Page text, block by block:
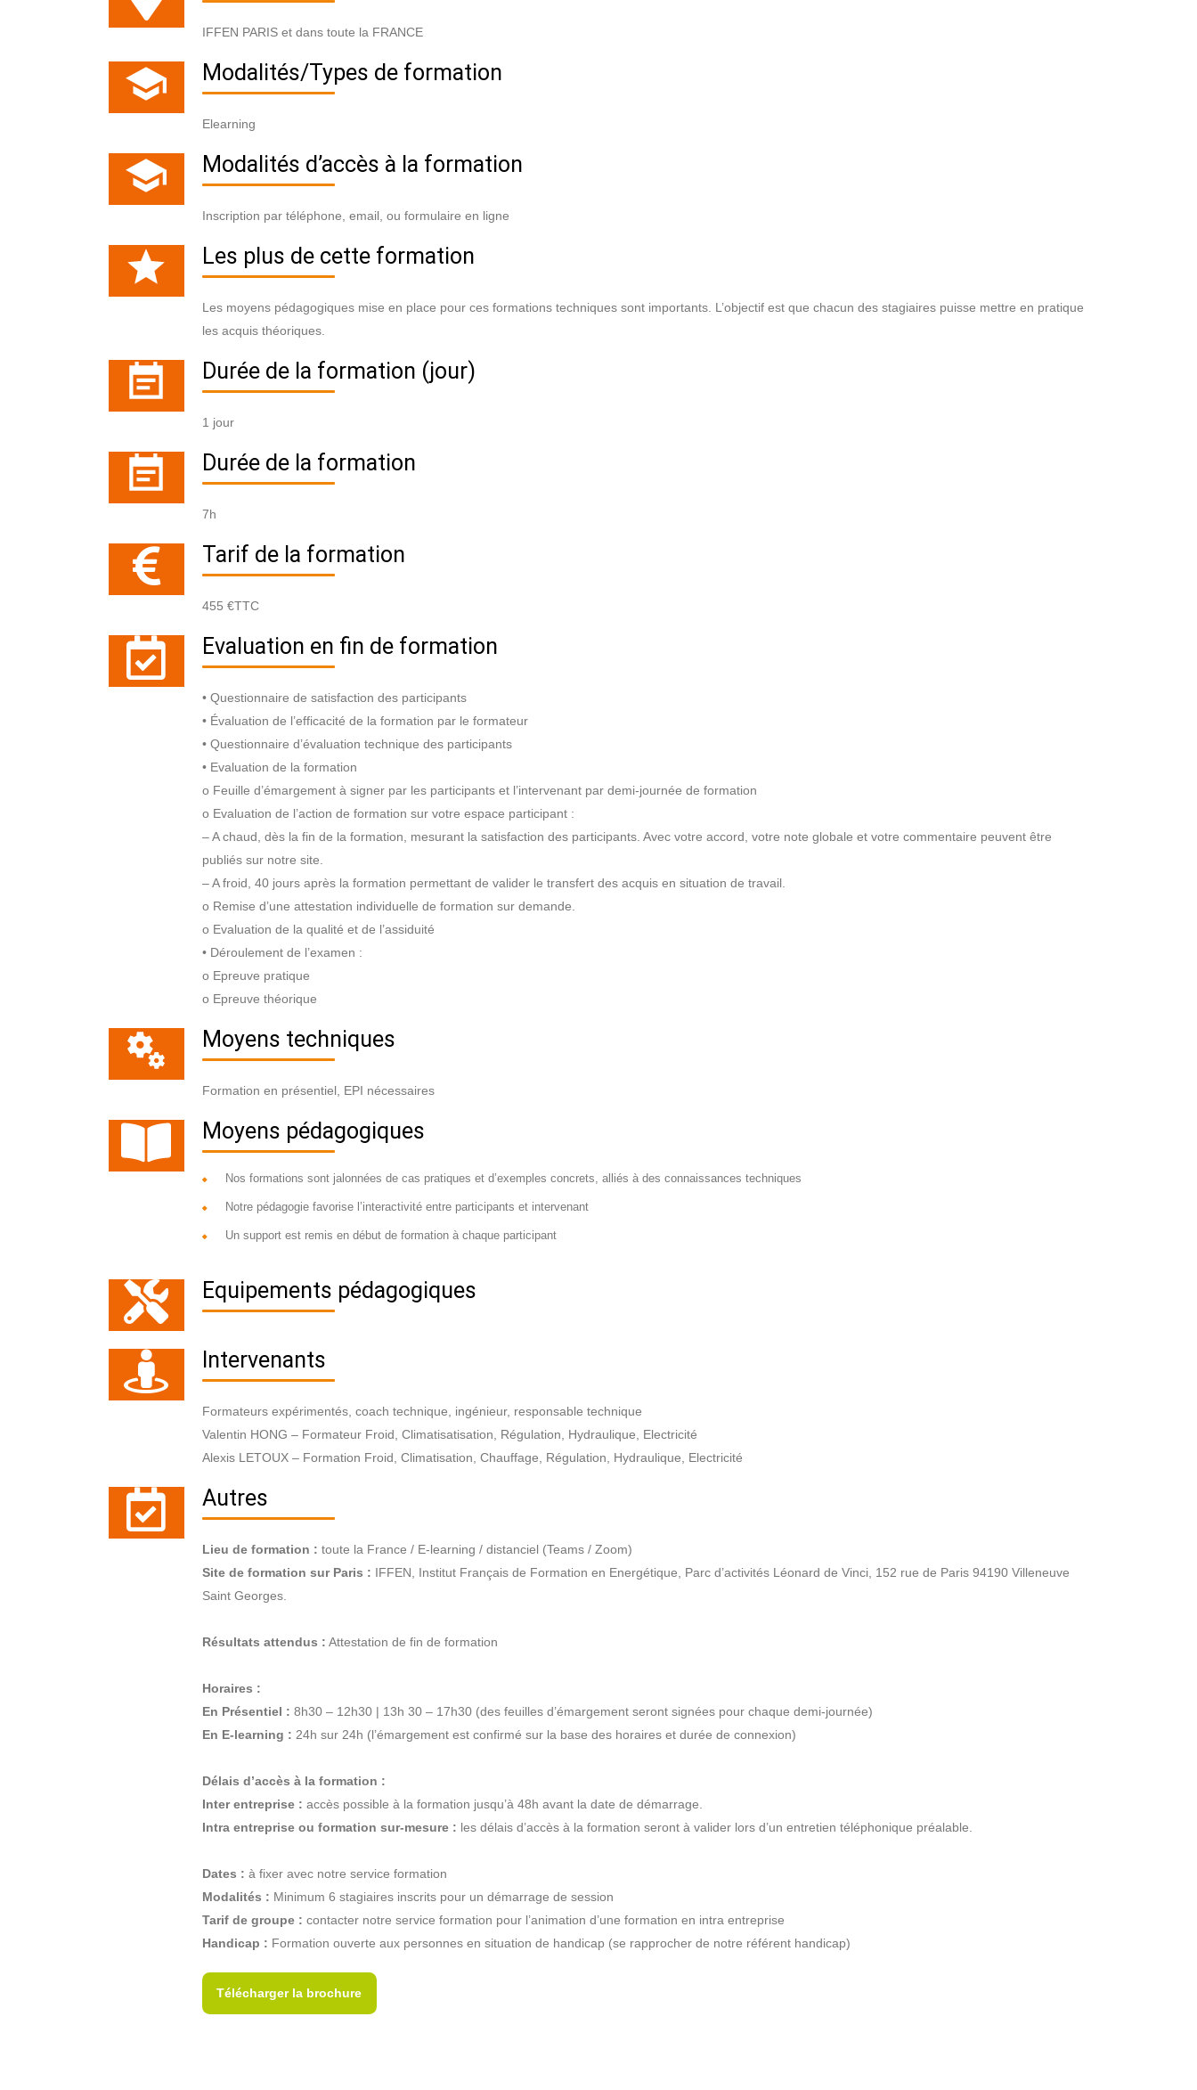
IFFEN PARIS et dans toute la FRANCE
Modalités/Types de formation
Elearning
Modalités d’accès à la formation
Inscription par téléphone, email, ou formulaire en ligne
Les plus de cette formation
Les moyens pédagogiques mise en place pour ces formations techniques sont importants. L’objectif est que chacun des stagiaires puisse mettre en pratique
les acquis théoriques.
Durée de la formation (jour)
1 jour
Durée de la formation
7h
Tarif de la formation
455 €TTC
Evaluation en fin de formation
• Questionnaire de satisfaction des participants
• Évaluation de l’efficacité de la formation par le formateur
• Questionnaire d’évaluation technique des participants
• Evaluation de la formation
o Feuille d’émargement à signer par les participants et l’intervenant par demi-journée de formation
o Evaluation de l’action de formation sur votre espace participant :
– A chaud, dès la fin de la formation, mesurant la satisfaction des participants. Avec votre accord, votre note globale et votre commentaire peuvent être
publiés sur notre site.
– A froid, 40 jours après la formation permettant de valider le transfert des acquis en situation de travail.
o Remise d’une attestation individuelle de formation sur demande.
o Evaluation de la qualité et de l’assiduité
• Déroulement de l’examen :
o Epreuve pratique
o Epreuve théorique
Moyens techniques
Formation en présentiel, EPI nécessaires
Moyens pédagogiques
Nos formations sont jalonnées de cas pratiques et d’exemples concrets, alliés à des connaissances techniques
Notre pédagogie favorise l’interactivité entre participants et intervenant
Un support est remis en début de formation à chaque participant
Equipements pédagogiques
Intervenants
Formateurs expérimentés, coach technique, ingénieur, responsable technique
Valentin HONG – Formateur Froid, Climatisatisation, Régulation, Hydraulique, Electricité
Alexis LETOUX – Formation Froid, Climatisation, Chauffage, Régulation, Hydraulique, Electricité
Autres
Lieu de formation : toute la France / E-learning / distanciel (Teams / Zoom)
Site de formation sur Paris : IFFEN, Institut Français de Formation en Energétique, Parc d’activités Léonard de Vinci, 152 rue de Paris 94190 Villeneuve
Saint Georges.
Résultats attendus : Attestation de fin de formation
Horaires :
En Présentiel : 8h30 – 12h30 | 13h 30 – 17h30 (des feuilles d’émargement seront signées pour chaque demi-journée)
En E-learning : 24h sur 24h (l’émargement est confirmé sur la base des horaires et durée de connexion)
Délais d’accès à la formation :
Inter entreprise : accès possible à la formation jusqu’à 48h avant la date de démarrage.
Intra entreprise ou formation sur-mesure : les délais d’accès à la formation seront à valider lors d’un entretien téléphonique préalable.
Dates : à fixer avec notre service formation
Modalités : Minimum 6 stagiaires inscrits pour un démarrage de session
Tarif de groupe : contacter notre service formation pour l’animation d’une formation en intra entreprise
Handicap : Formation ouverte aux personnes en situation de handicap (se rapprocher de notre référent handicap)
Télécharger la brochure